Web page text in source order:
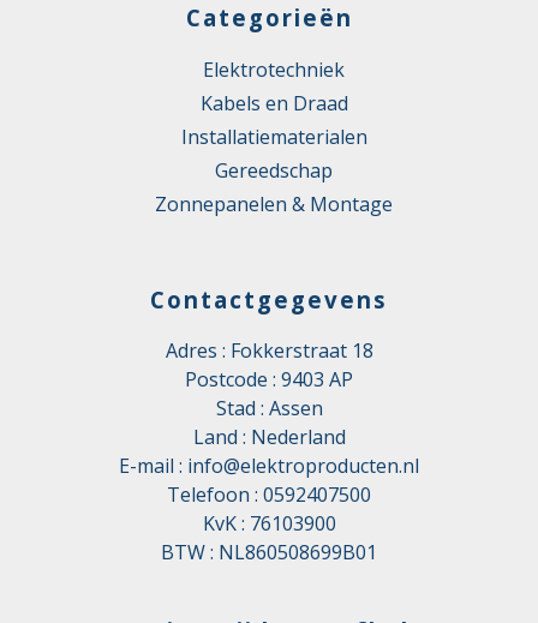
Categorieën
Elektrotechniek
Kabels en Draad
Installatiematerialen
Gereedschap
Zonnepanelen & Montage
Contactgegevens
Adres : Fokkerstraat 18
Postcode : 9403 AP
Stad : Assen
Land : Nederland
E-mail : info@elektroproducten.nl
Telefoon : 0592407500
KvK : 76103900
BTW : NL860508699B01